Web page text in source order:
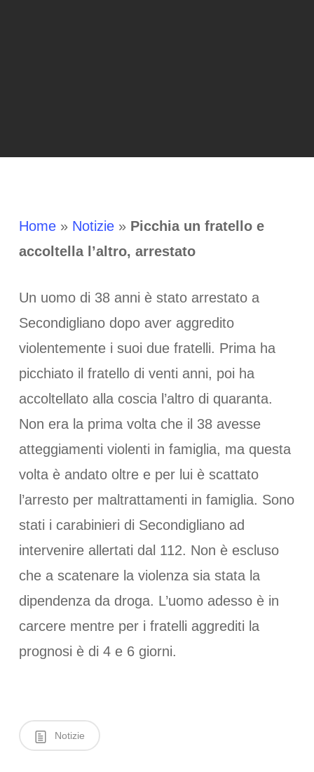
Home» Notizie» Picchia un fratello e
accoltella l’altro, arrestato
Un uomo di 38 anni è stato arrestato a
Secondigliano dopo aver aggredito
violentemente i suoi due fratelli. Prima ha
picchiato il fratello di venti anni, poi ha
accoltellato alla coscia l’altro di quaranta.
Non era la prima volta che il 38 avesse
atteggiamenti violenti in famiglia, ma questa
volta è andato oltre e per lui è scattato
l’arresto per maltrattamenti in famiglia. Sono
stati i carabinieri di Secondigliano ad
intervenire allertati dal 112. Non è escluso
che a scatenare la violenza sia stata la
dipendenza da droga. L’uomo adesso è in
carcere mentre per i fratelli aggrediti la
prognosi è di 4 e 6 giorni.
Notizie